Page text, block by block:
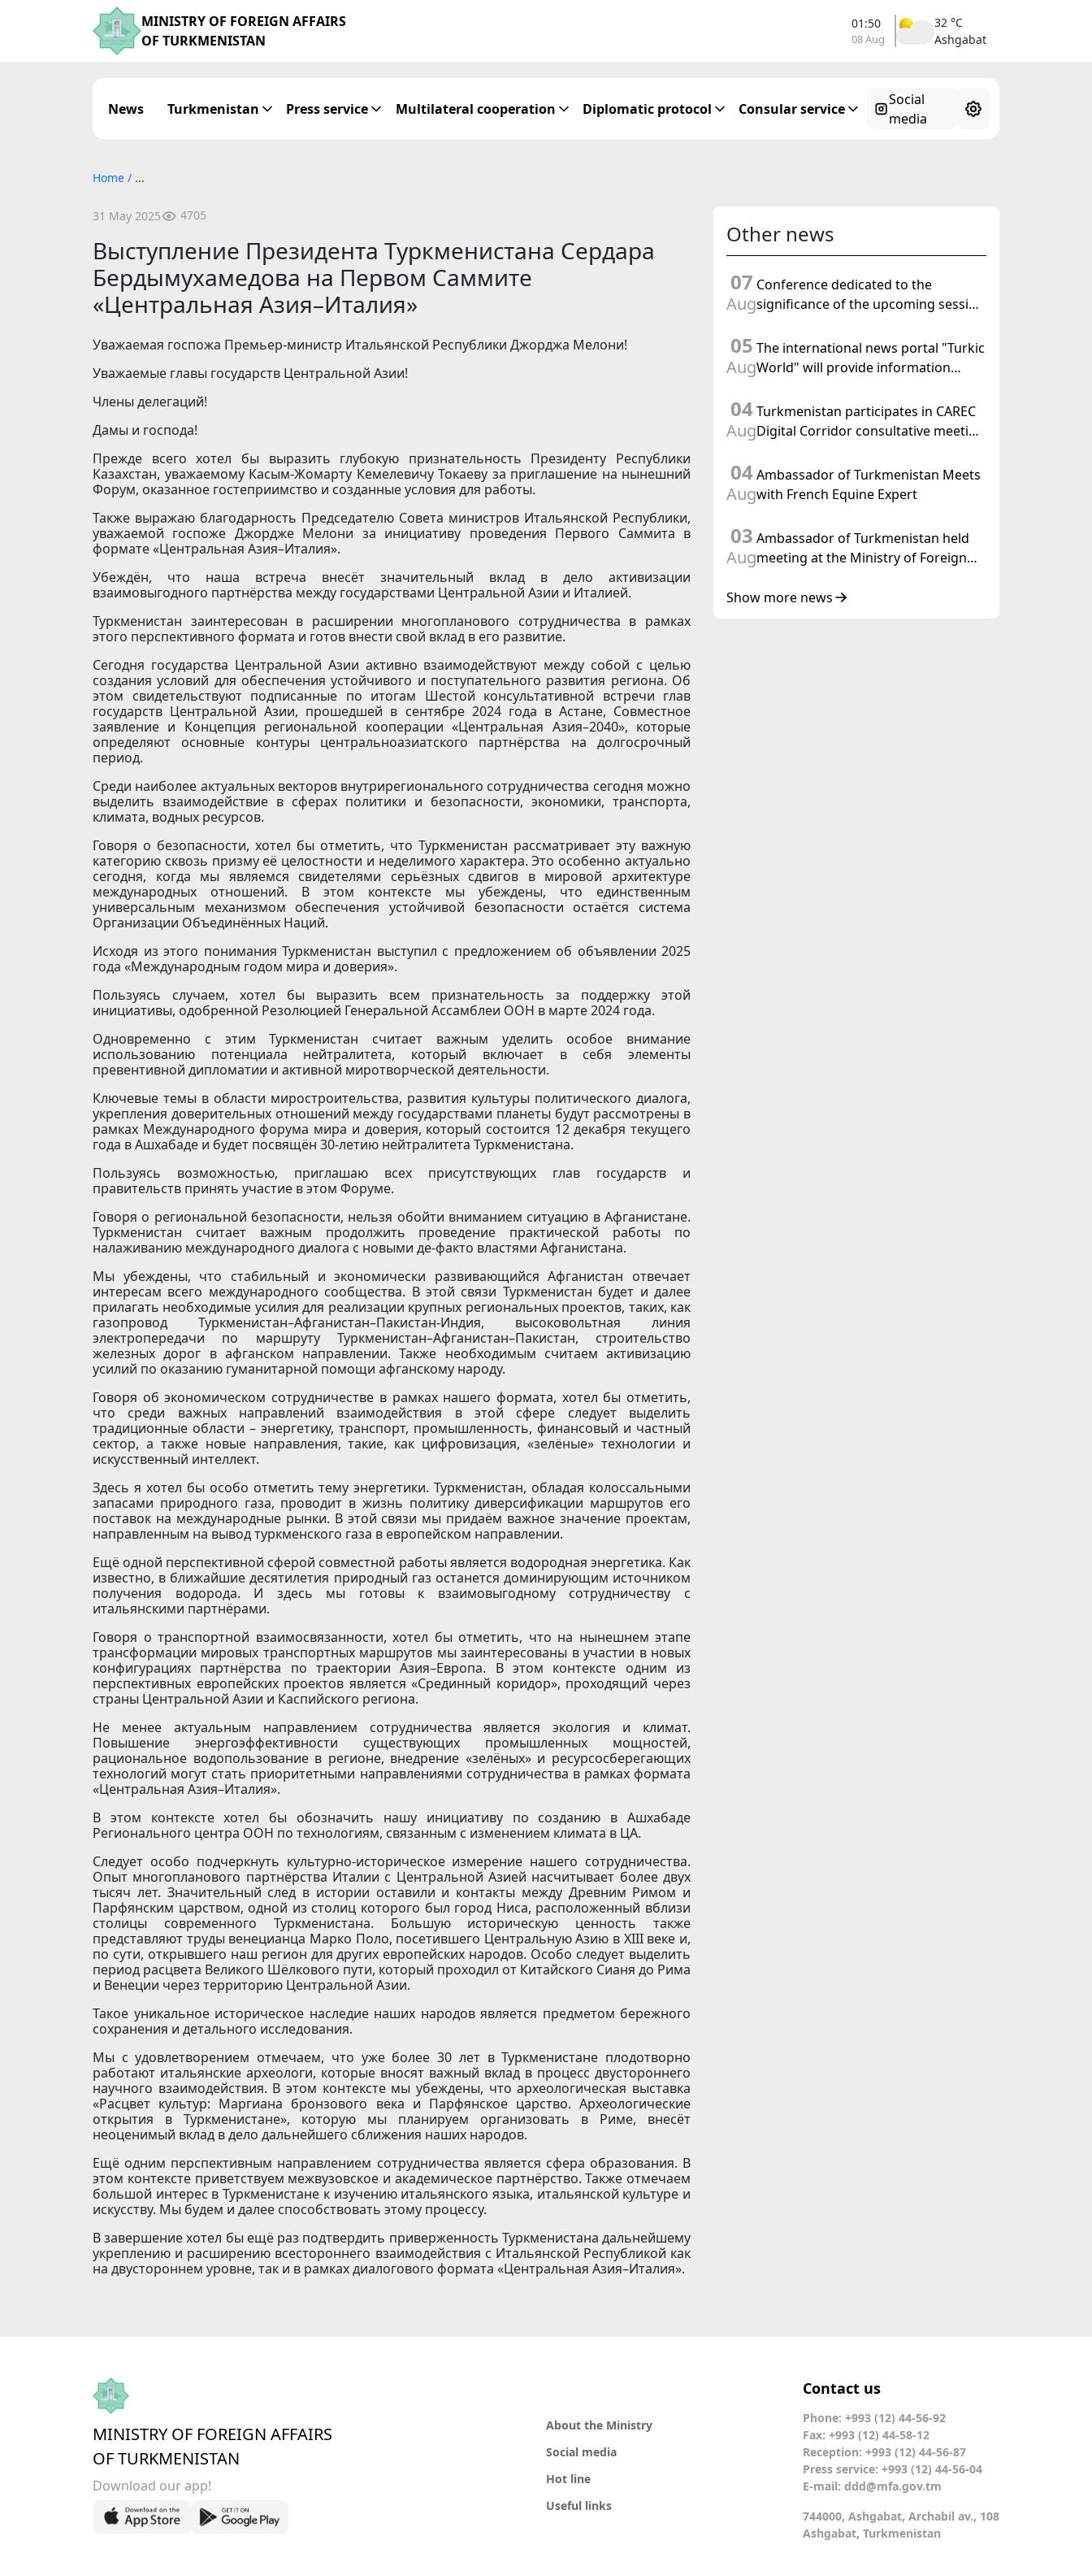
MINISTRY OF FOREIGN AFFAIRS
OF TURKMENISTAN
01:50
08 Aug
32 °C
Ashgabat
News Turkmenistan Press service Multilateral cooperation Diplomatic protocol Consular service
Social
media
Home / ...
31 May 2025 4705
Выступление Президента Туркменистана Сердара
Бердымухамедова на Первом Саммите
«Центральная Азия–Италия»
Уважаемая госпожа Премьер-министр Итальянской Республики Джорджа Мелони!
Уважаемые главы государств Центральной Азии!
Члены делегаций!
Дамы и господа!
Прежде всего хотел бы выразить глубокую признательность Президенту Республики
Казахстан, уважаемому Касым-Жомарту Кемелевичу Токаеву за приглашение на нынешний
Форум, оказанное гос­теприимство и созданные условия для работы.
Также выражаю благодарность Председателю Совета министров Итальянской Республики,
уважаемой госпоже Джордже Мелони за инициативу проведения Первого Саммита в
формате «Центральная Азия–Италия».
Убеждён, что наша встреча внесёт значительный вклад в дело активизации
взаимовыгодного партнёрства между государствами Центральной Азии и Италией.
Туркменистан заинтересован в расширении многопланового сотрудничества в рамках
этого перспективного формата и готов внести свой вклад в его развитие.
Сегодня государства Центральной Азии активно взаимодействуют между собой с целью
создания условий для обеспечения устойчивого и поступательного развития региона. Об
этом свидетельствуют подписанные по итогам Шестой консультативной встречи глав
государств Центральной Азии, прошедшей в сентябре 2024 года в Астане, Совместное
заявление и Концепция региональной кооперации «Цент­ральная Азия–2040», которые
определяют основные контуры центральноазиатского партнёрства на долгосрочный
период.
Среди наиболее актуальных векторов внутрирегионального сотрудничества сегодня можно
выделить взаимодействие в сферах политики и безопасности, экономики, транспорта,
климата, водных ресурсов.
Говоря о безопасности, хотел бы отметить, что Туркменистан рассматривает эту важную
категорию сквозь призму её целостности и неделимого характера. Это особенно актуально
сегодня, когда мы являемся свидетелями серьёзных сдвигов в мировой архитектуре
международных отношений. В этом контексте мы убеждены, что единственным
универсальным механизмом обеспечения устойчивой безопасности остаётся система
Организации Объединённых Наций.
Исходя из этого понимания Туркменистан выступил с предложением об объявлении 2025
года «Международным годом мира и доверия».
Пользуясь случаем, хотел бы выразить всем признательность за поддержку этой
инициативы, одоб­ренной Резолюцией Генеральной Ассамблеи ООН в марте 2024 года.
Одновременно с этим Туркменистан считает важным уделить особое внимание
использованию потенциала нейтралитета, который включает в себя элементы
превентивной дипломатии и активной миротворческой деятельности.
Ключевые темы в области миростроительства, развития культуры политического диалога,
укрепления доверительных отношений между государствами планеты будут рассмотрены в
рамках Международного форума мира и доверия, который состоится 12 декабря текущего
года в Ашхабаде и будет посвящён 30-летию нейтралитета Туркменистана.
Пользуясь возможностью, приглашаю всех присутствующих глав государств и
правительств принять участие в этом Форуме.
Говоря о региональной безопасности, нельзя обойти вниманием ситуацию в Афганистане.
Туркменистан считает важным продолжить проведение практической работы по
налаживанию международного диалога с новыми де-факто властями Афганистана.
Мы убеждены, что стабильный и экономически развивающийся Афганистан отвечает
интересам всего международного сообщества. В этой связи Туркменистан будет и далее
прилагать необходимые усилия для реализации крупных региональных проектов, таких, как
газопровод Туркменистан–Афганистан–Пакистан-Индия, высоковольтная линия
электропередачи по маршруту Туркменистан–Афганистан–Пакистан, строительство
железных дорог в афганском направлении. Также необходимым считаем активизацию
усилий по оказанию гуманитарной помощи афганскому народу.
Говоря об экономическом сотрудничестве в рамках нашего формата, хотел бы отметить,
что среди важных направлений взаимодействия в этой сфере следует выделить
традиционные области – энергетику, транспорт, промышленность, финансовый и частный
сектор, а также новые направления, такие, как цифровизация, «зелёные» технологии и
искусственный интеллект.
Здесь я хотел бы особо отметить тему энергетики. Туркменистан, обладая колоссальными
запасами природного газа, проводит в жизнь политику диверсификации маршрутов его
поставок на международные рынки. В этой связи мы придаём важное значение проектам,
направленным на вывод туркменского газа в европейском направлении.
Ещё одной перспективной сферой совместной работы является водородная энергетика. Как
известно, в ближайшие десятилетия природный газ останется доминирующим источником
получения водорода. И здесь мы готовы к взаимовыгодному сотрудничеству с
итальянскими партнёрами.
Говоря о транспортной взаимо­связанности, хотел бы отметить, что на нынешнем этапе
трансформации мировых транспортных маршрутов мы заинтересованы в участии в новых
конфигурациях партнёрства по траектории Азия–Европа. В этом контексте одним из
перспективных европейских проектов является «Срединный коридор», проходящий через
страны Центральной Азии и Каспийского региона.
Не менее актуальным направлением сотрудничества является экология и климат.
Повышение энергоэффективности существующих промышленных мощностей,
рациональное водопользование в регионе, внедрение «зелёных» и ресурсосберегающих
технологий могут стать приоритетными направлениями сотрудничества в рамках формата
«Центральная Азия–Италия».
В этом контексте хотел бы обозначить нашу инициативу по созданию в Ашхабаде
Регионального центра ООН по технологиям, связанным с изменением климата в ЦА.
Следует особо подчеркнуть культурно-историческое измерение нашего сотрудничества.
Опыт многопланового партнёрства Италии с Центральной Азией насчитывает более двух
тысяч лет. Значительный след в истории оставили и контакты между Древним Римом и
Парфянским царством, одной из столиц которого был город Ниса, расположенный вблизи
столицы современного Туркменистана. Большую историческую ценность также
представляют труды венецианца Марко Поло, посетившего Центральную Азию в ХIII веке и,
по сути, открывшего наш регион для других европейских народов. Особо следует выделить
период расцвета Великого Шёлкового пути, который проходил от Китайского Сианя до Рима
и Венеции через территорию Центральной Азии.
Такое уникальное историческое наследие наших народов является предметом бережного
сохранения и детального исследования.
Мы с удовлетворением отмечаем, что уже более 30 лет в Туркменистане плодотворно
работают итальянские археологи, которые вносят важный вклад в процесс двустороннего
научного взаимодействия. В этом контексте мы убеждены, что археологическая выставка
«Расцвет культур: Маргиана бронзового века и Парфянское царство. Археологические
открытия в Туркменистане», которую мы планируем организовать в Риме, внесёт
неоценимый вклад в дело дальнейшего сближения наших народов.
Ещё одним перспективным направлением сотрудничества является сфера образования. В
этом контексте приветствуем межвузовское и академическое партнёрство. Также отмечаем
большой интерес в Туркменистане к изучению итальянского языка, итальянской культуре и
искусству. Мы будем и далее способствовать этому процессу.
В завершение хотел бы ещё раз подтвердить приверженность Туркменистана дальнейшему
укреплению и расширению всестороннего взаимодействия с Итальянской Республикой как
на двустороннем уровне, так и в рамках диалогового формата «Центральная Азия–Италия».
Other news
07
Aug
Conference dedicated to the
significance of the upcoming session
Turkmenistan and the UN resolution
"Year of International Law, 2028" was
05
Aug
The international news portal "Turkic
World" will provide information
the holding of the meeting of the
Halk Maslahaty of Turkmenistan
04
Aug
Turkmenistan participates in CAREC
Digital Corridor consultative meeting
04
Aug
Ambassador of Turkmenistan Meets
with French Equine Expert
03
Aug
Ambassador of Turkmenistan held
meeting at the Ministry of Foreign
Show more news
MINISTRY OF FOREIGN AFFAIRS
OF TURKMENISTAN
Download our app!
About the Ministry
Social media
Hot line
Useful links
Contact us
Phone: +993 (12) 44-56-92
Fax: +993 (12) 44-58-12
Reception: +993 (12) 44-56-87
Press service: +993 (12) 44-56-04
E-mail: ddd@mfa.gov.tm
744000, Ashgabat, Archabil av., 108
Ashgabat, Turkmenistan